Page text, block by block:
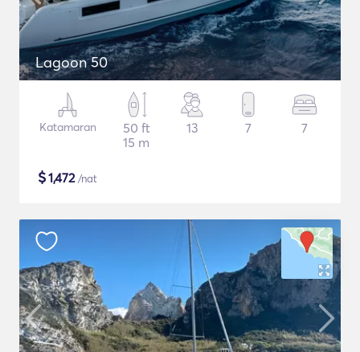
Lagoon 50
Katamaran
50 ft
15 m
13 7 7
$1,472/nat